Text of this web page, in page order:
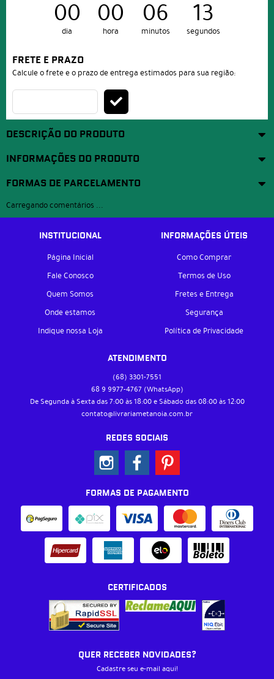
00
dia
00
hora
06
minutos
13
segundos
FRETE E PRAZO
Calcule o frete e o prazo de entrega estimados para sua região:
DESCRIÇÃO DO PRODUTO
INFORMAÇÕES DO PRODUTO
FORMAS DE PARCELAMENTO
Carregando comentários ...
INSTITUCIONAL
Página Inicial
Fale Conosco
Quem Somos
Onde estamos
Indique nossa Loja
INFORMAÇÕES ÚTEIS
Como Comprar
Termos de Uso
Fretes e Entrega
Segurança
Política de Privacidade
ATENDIMENTO
(68) 3301-7551
68 9 9977-4767 (WhatsApp)
De Segunda à Sexta das 7:00 às 18:00 e Sábado das 08:00 às 12:00
contato@livrariametanoia.com.br
REDES SOCIAIS
FORMAS DE PAGAMENTO
CERTIFICADOS
QUER RECEBER NOVIDADES?
Cadastre seu e-mail aqui!